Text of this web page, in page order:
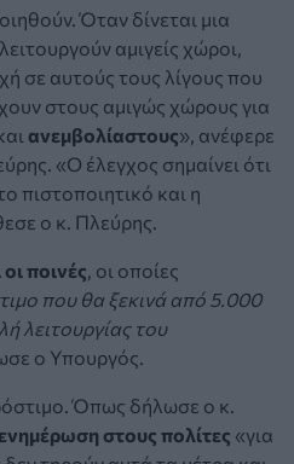
Όταν δίνεται μια
αμιγείς χώροι,
σε αυτούς τους λίγους που
στους αμιγώς χώρους για
ανεμβολίαστους», ανέφερε
«Ο έλεγχος σημαίνει ότι
πιστοποιητικό και η
ο κ. Πλεύρης.
ποινές , οι οποίες
που θα ξεκινά από 5.000
λειτουργίας του
ο Υπουργός.
Όπως δήλωσε ο κ.
ενημέρωση στους πολίτες «για